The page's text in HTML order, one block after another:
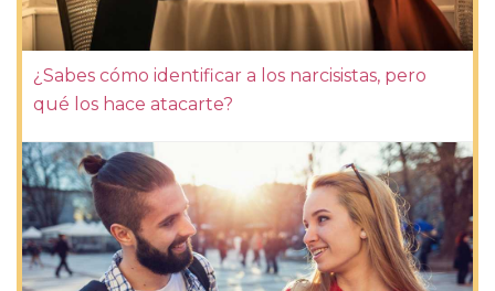
¿Sabes cómo identificar a los narcisistas, pero
qué los hace atacarte?